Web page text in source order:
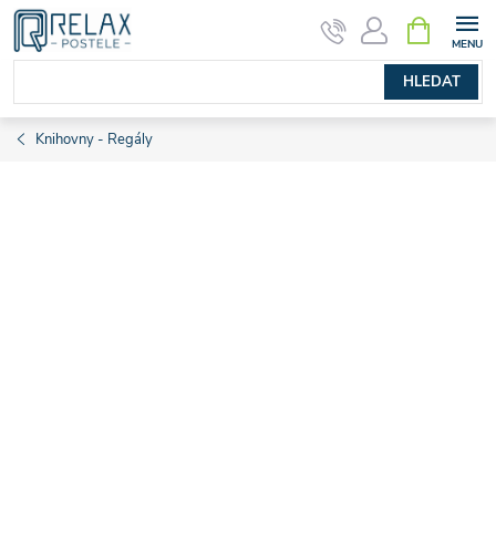
Přejít
obsah
HLEDAT
NÁKUPNÍ
KOŠÍK
Knihovny - Regály